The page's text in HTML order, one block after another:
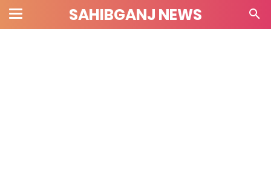
SAHIBGANJ NEWS